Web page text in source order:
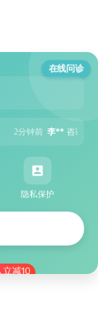
在线问诊
咨询了湿疹问题 5分钟
隐私保护